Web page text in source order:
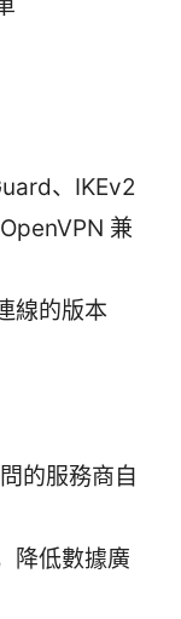
、IKEv2
兼
線的版本
的服務商自
降低數據廣